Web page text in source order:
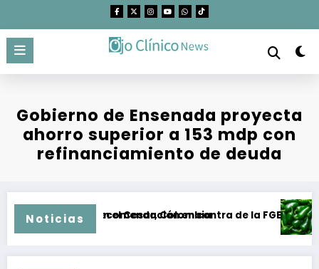
contenido
Gobierno de Ensenada proyecta
ahorro superior a 153 mdp con
refinanciamiento de deuda
Noticias
el carbón en el Cesar, Colombia
emitió recomendación en contra de la FGE y la Brote